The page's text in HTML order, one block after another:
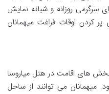
سرگرمی روزانه و شبانه نمایش
کردن اوقات فراغت میهمانان
های اقامت در هتل میاروسا
میهمانان می توانند از ساحل